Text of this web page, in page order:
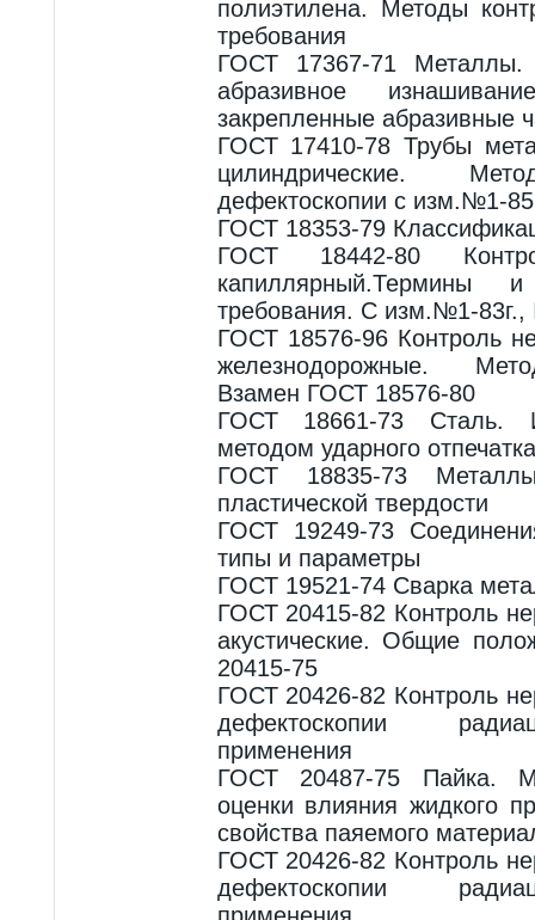
полиэтилена. Методы
требования
ГОСТ 17367-71
абразивное
закрепленные абразивные
ГОСТ 17410-78 Трубы
цилиндрические.
дефектоскопии с изм.№1-
ГОСТ 18353-79
ГОСТ 18442-80
капиллярный.Термины
требования. С изм.№1-83г.,
ГОСТ 18576-96 Контроль
железнодорожные.
Взамен ГОСТ 18576-80
ГОСТ 18661-73 Сталь.
методом ударного отпечатка
ГОСТ 18835-73
пластической твердости
ГОСТ 19249-73
типы и параметры
ГОСТ 19521-74 Сварка
ГОСТ 20415-82 Контроль
акустические. Общие
20415-75
ГОСТ 20426-82 Контроль
дефектоскопии
применения
ГОСТ 20487-75 Пайка.
оценки влияния жидкого
свойства паяемого
ГОСТ 20426-82 Контроль
дефектоскопии
применения